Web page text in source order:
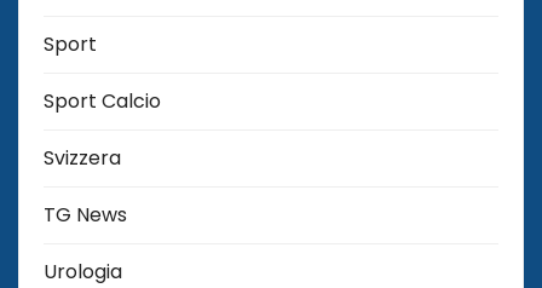
Sport
Sport Calcio
Svizzera
TG News
Urologia